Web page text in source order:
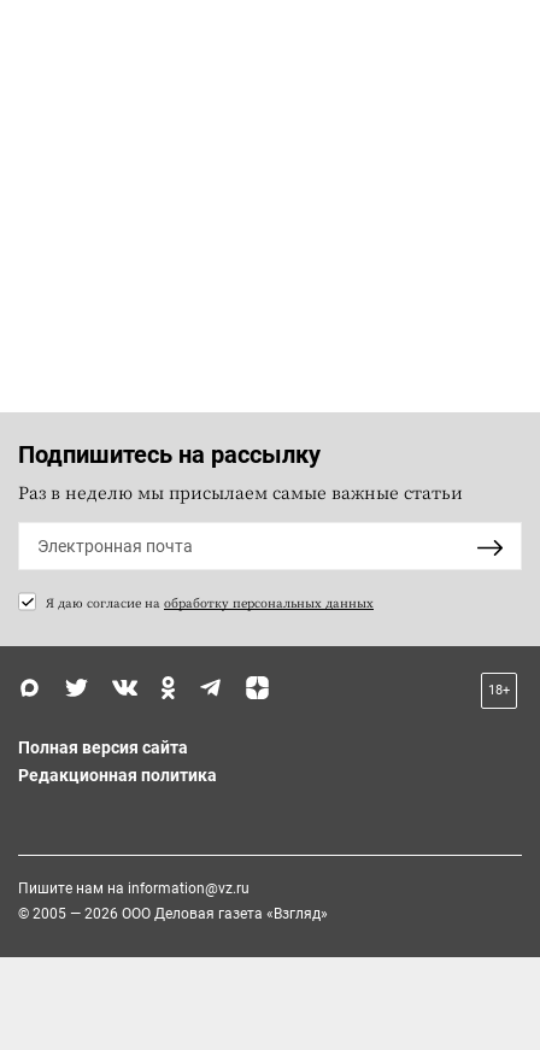
Подпишитесь на рассылку
Раз в неделю мы присылаем самые важные статьи
Я даю согласие на обработку персональных данных
18+
Полная версия сайта
Редакционная политика
Пишите нам на information@vz.ru
© 2005 — 2026 ООО Деловая газета «Взгляд»